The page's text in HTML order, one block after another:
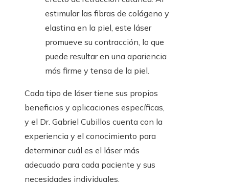
estimular las fibras de colágeno y
elastina en la piel, este láser
promueve su contracción, lo que
puede resultar en una apariencia
más firme y tensa de la piel.
Cada tipo de láser tiene sus propios
beneficios y aplicaciones específicas,
y el Dr. Gabriel Cubillos cuenta con la
experiencia y el conocimiento para
determinar cuál es el láser más
adecuado para cada paciente y sus
necesidades individuales.